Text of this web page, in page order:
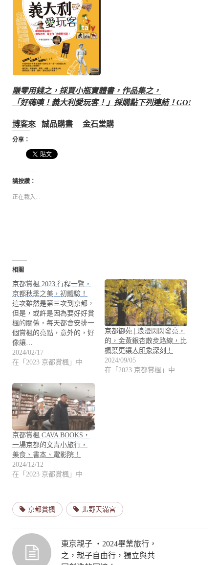
賺零用錢之，採買小瓶實體書，作品集之，
「好嗨噢！義大利愛玩客！」採購點下列連結！GO!
博客來 誠品購書 金石堂購
分享：
請按讚：
正在載入...
相關
京都賞楓 2023 行程一覽，
京都秋季之美，初體驗！
這次雖然是第三次到京都，
但是，或許是因為要好好賞
楓的關係，每天都會安排一
個賞楓的亮點，意外的，好
像讓…
2024/02/17
在「2023 京都賞楓」中
京都御苑 | 浪漫閃閃發亮，
的，金黃銀杏散步路線，比
楓葉更讓人印象深刻！
2024/09/05
在「2023 京都賞楓」中
京都賞楓 CAVA BOOKS，
一場京都的文青小旅行，
美食、書本、電影院！
2024/12/12
在「2023 京都賞楓」中
京都賞楓 北野天滿宮
東京親子 ・2024畢業旅行，
之，親子自由行，獨立與共